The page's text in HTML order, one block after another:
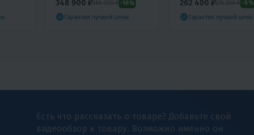
348 900 ₽386 900 ₽ -10%
Гарантия лучшей цены
262 400 ₽276 200 ₽ -5%
Гарантия лучшей цены
Есть что рассказать о товаре? Добавьте свой
видеообзор к товару. Возможно именно он